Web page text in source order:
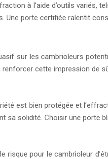
à l’aide d’outils variés,
porte certifiée ralentit
sur les cambrioleurs
renforcer cette impression de
est bien protégée et
sa solidité. Choisir une porte
pour le cambrioleur